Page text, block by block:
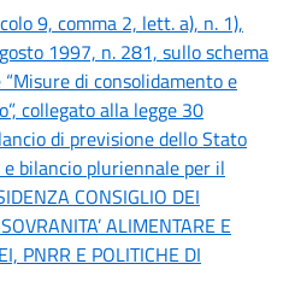
9, comma 2, lett. a), n. 1),
1997, n. 281, sullo schema
di consolidamento e
collegato alla legge 30
di previsione dello Stato
bilancio pluriennale per il
CONSIGLIO DEI
ALIMENTARE E
PNRR E POLITICHE DI